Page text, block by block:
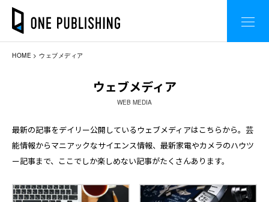
HOME ウェブメディア
ウェブメディア
WEB MEDIA
最新の記事をデイリー公開しているウェブメディアはこちらから。 芸
能情報からマニアックなサイエンス情報、最新家電やカメラのハウツ
ー記事まで、ここでしか楽しめない記事がたくさんあります。